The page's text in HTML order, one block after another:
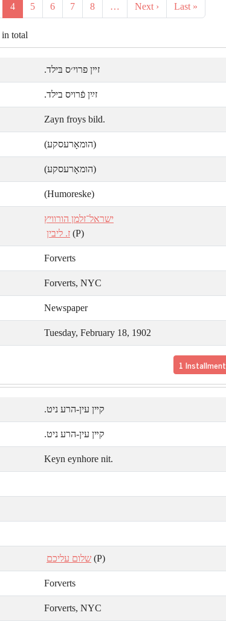
4 5 6 7 8 … Next › Last »
in total
זײן פרוי׳ס בּילד.
זײַן פֿרויס בילד.
Zayn froys bild.
(הומאָרעסקע)
(הומאָרעסקע)
(Humoreske)
ישראל־זלמן הורוויץ
ז. ליבין (P)
Forverts
Forverts, NYC
Newspaper
Tuesday, February 18, 1902
1 Installment
קײן עין-הרע ניט.
קײן עין-הרע ניט.
Keyn eynhore nit.
שלום עליכם (P)
Forverts
Forverts, NYC